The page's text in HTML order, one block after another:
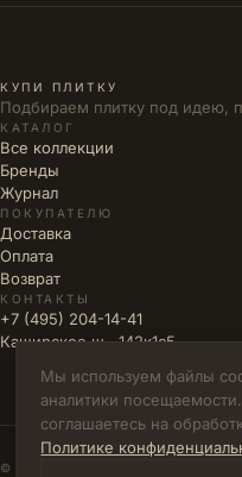
КУПИ ПЛИТКУ
Подбираем плитку под идею,
КАТАЛОГ
Все коллекции
Бренды
Журнал
ПОКУПАТЕЛЮ
Доставка
Оплата
Возврат
КОНТАКТЫ
+7 (495) 204-14-41
Каширское ш., 142к1с5
© 2026 КУПИ ПЛИТКУ · ИП
Мы используем файлы
аналитики
соглашаетесь на
Политике